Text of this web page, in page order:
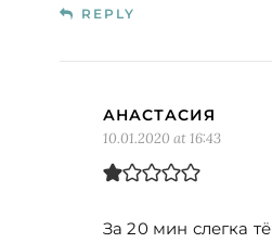
REPLY
АНАСТАСИЯ
10.01.2020 at 16:43
За 20 мин слегка